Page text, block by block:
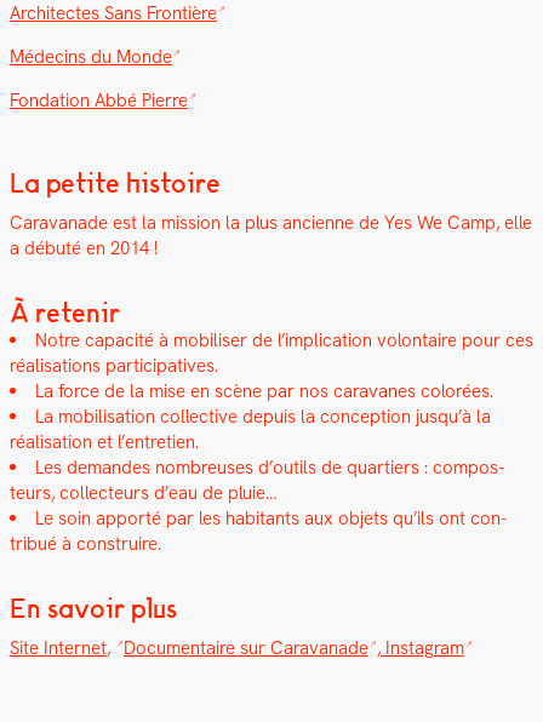
Archi­tectes Sans Fron­tière
Médecins du Monde
Fon­da­tion Abbé Pierre
La petite histoire
Car­a­vanade est la mis­sion la plus anci­enne de Yes We Camp, elle
a débuté en 2014 !
À retenir
Notre capac­ité à mobilis­er de l’implication volon­taire pour ces
réal­i­sa­tions par­tic­i­pa­tives.
La force de la mise en scène par nos car­a­vanes col­orées.
La mobil­i­sa­tion col­lec­tive depuis la con­cep­tion jusqu’à la
réal­i­sa­tion et l’entretien.
Les deman­des nom­breuses d’outils de quartiers : com­pos­
teurs, col­lecteurs d’eau de pluie…
Le soin apporté par les habi­tants aux objets qu’ils ont con­
tribué à con­stru­ire.
En savoir plus
Site Inter­net, Doc­u­men­taire sur Car­a­vanade , Insta­gram